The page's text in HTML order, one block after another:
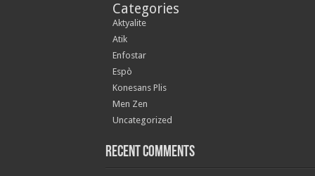
Categories
Aktyalite
Atik
Enfostar
Espò
Konesans Plis
Men Zen
Uncategorized
Recent Comments